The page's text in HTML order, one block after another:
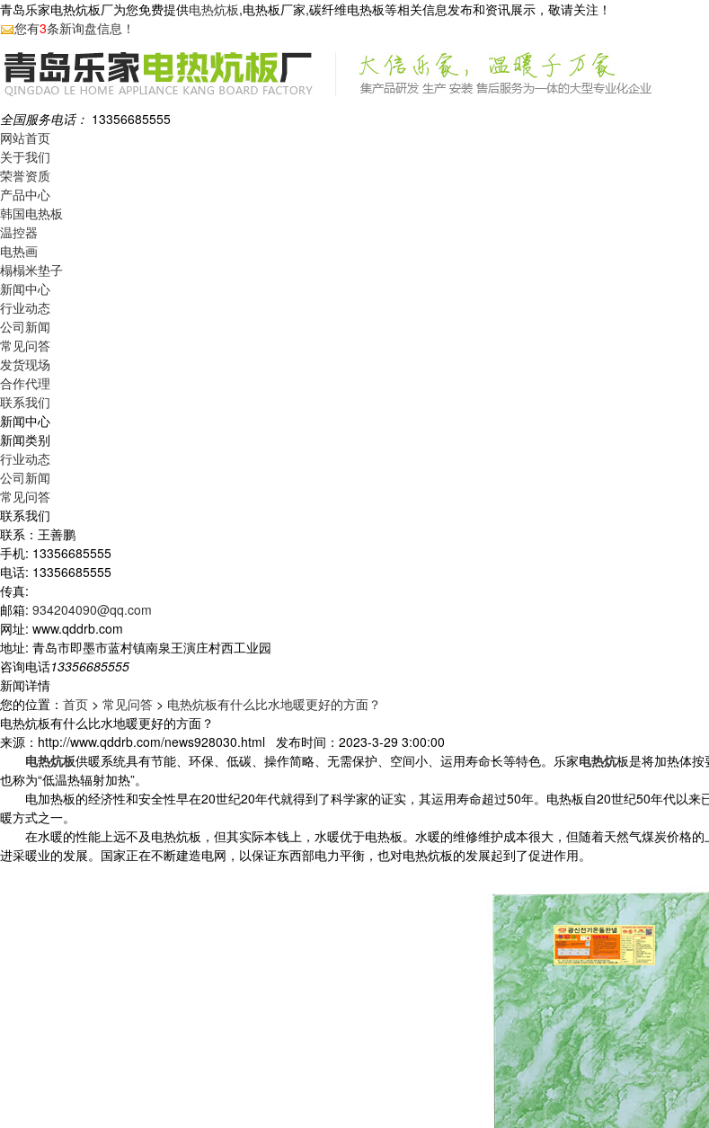
青岛乐家电热炕板厂为您免费提供电热炕板,电热板厂家,碳纤维电热板等相关信息发布和资讯展示，敬请关注！
您有3条新询盘信息！
全国服务电话： 13356685555
网站首页
关于我们
荣誉资质
产品中心
韩国电热板
温控器
电热画
榻榻米垫子
新闻中心
行业动态
公司新闻
常见问答
发货现场
合作代理
联系我们
新闻中心
新闻类别
行业动态
公司新闻
常见问答
联系我们
联系：王善鹏
手机: 13356685555
电话: 13356685555
传真:
邮箱: 934204090@qq.com
网址: www.qddrb.com
地址: 青岛市即墨市蓝村镇南泉王演庄村西工业园
咨询电话13356685555
新闻详情
您的位置： 首页 > 常见问答 > 电热炕板有什么比水地暖更好的方面？
电热炕板有什么比水地暖更好的方面？
来源：http://www.qddrb.com/news928030.html 发布时间：2023-3-29 3:00:00
电热炕板供暖系统具有节能、环保、低碳、操作简略、无需保护、空间小、运用寿命长等特色。乐家电热炕板是将加热体按
也称为“低温热辐射加热”。
电加热板的经济性和安全性早在20世纪20年代就得到了科学家的证实，其运用寿命超过50年。电热板自20世纪50年代以来
暖方式之一。
在水暖的性能上远不及电热炕板，但其实际本钱上，水暖优于电热板。水暖的维修维护成本很大，但随着天然气煤炭价格
进采暖业的发展。国家正在不断建造电网，以保证东西部电力平衡，也对电热炕板的发展起到了促进作用。